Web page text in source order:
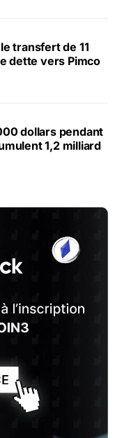
transfert de 11
dette vers Pimco
dollars pendant
1,2 milliard